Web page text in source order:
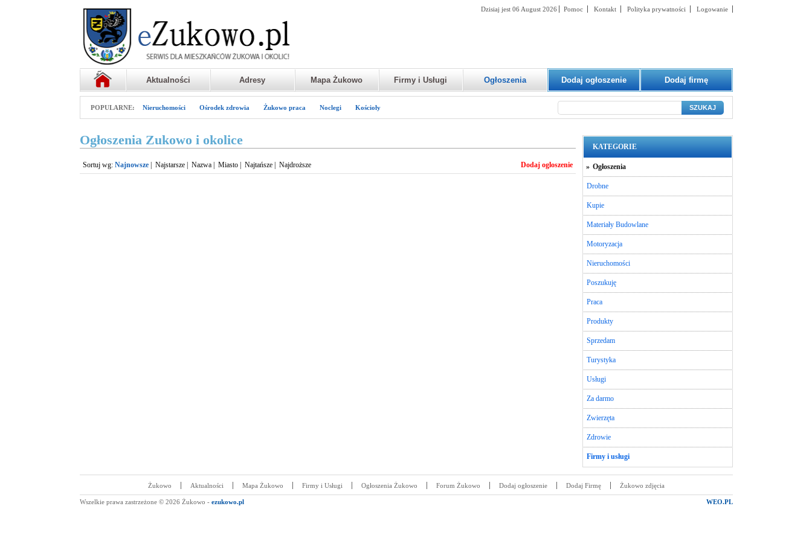
Dzisiaj jest 06 August 2026 Pomoc Kontakt Polityka prywatności Logowanie
Dodaj firmę
Dodaj ogłoszenie
Aktualności Adresy Mapa Żukowo Firmy i Usługi Ogłoszenia
POPULARNE: Nieruchomości Ośrodek zdrowia Żukowo praca Noclegi Kościoły SZUKAJ
KATEGORIE
» Ogłoszenia
Drobne
Kupie
Materiały Budowlane
Motoryzacja
Nieruchomości
Poszukuję
Praca
Produkty
Sprzedam
Turystyka
Usługi
Za darmo
Zwierzęta
Zdrowie
Firmy i usługi
Ogłoszenia Zukowo i okolice
Sortuj wg: Najnowsze| Najstarsze| Nazwa| Miasto| Najtańsze| Najdroższe Dodaj ogloszenie
Żukowo Aktualności Mapa Żukowo Firmy i Usługi Ogłoszenia Żukowo Forum Żukowo Dodaj ogłoszenie Dodaj Firmę Żukowo zdjęcia
Wszelkie prawa zastrzeżone © 2026 Żukowo - ezukowo.pl WEO.PL